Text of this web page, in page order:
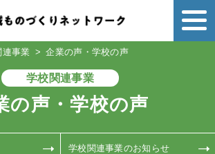
連事業 > 企業の声・学校の声
学校関連事業
の声・学校の声
学校関連事業のお知らせ